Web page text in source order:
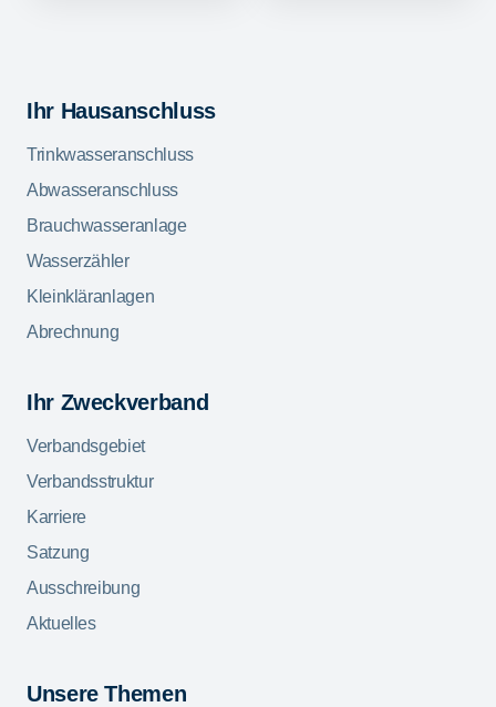
Ihr Hausanschluss
Trinkwasseranschluss
Abwasseranschluss
Brauchwasseranlage
Wasserzähler
Kleinkläranlagen
Abrechnung
Ihr Zweckverband
Verbandsgebiet
Verbandsstruktur
Karriere
Satzung
Ausschreibung
Aktuelles
Unsere Themen